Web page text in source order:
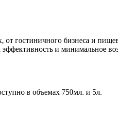
от гостиничного бизнеса и
эффективность и минимальное
в объемах 750мл. и 5л.